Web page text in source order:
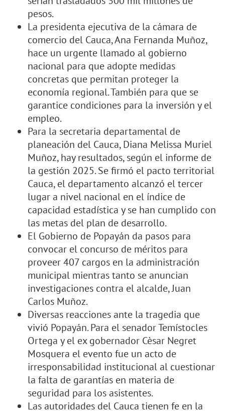
pesos.
La presidenta ejecutiva de la cámara de
comercio del Cauca, Ana Fernanda Muñoz,
hace un urgente llamado al gobierno
nacional para que adopte medidas
concretas que permitan proteger la
economía regional. También para que se
garantice condiciones para la inversión y el
empleo.
Para la secretaria departamental de
planeación del Cauca, Diana Melissa Muriel
Muñoz, hay resultados, según el informe de
la gestión 2025. Se firmó el pacto territorial
Cauca, el departamento alcanzó el tercer
lugar a nivel nacional en el índice de
capacidad estadística y se han cumplido con
las metas del plan de desarrollo.
El Gobierno de Popayán da pasos para
convocar el concurso de méritos para
proveer 407 cargos en la administración
municipal mientras tanto se anuncian
investigaciones contra el alcalde, Juan
Carlos Muñoz.
Diversas reacciones ante la tragedia que
vivió Popayán. Para el senador Temístocles
Ortega y el ex gobernador Cèsar Negret
Mosquera el evento fue un acto de
irresponsabilidad institucional al cuestionar
la falta de garantías en materia de
seguridad para los asistentes.
Las autoridades del Cauca tienen fe en la